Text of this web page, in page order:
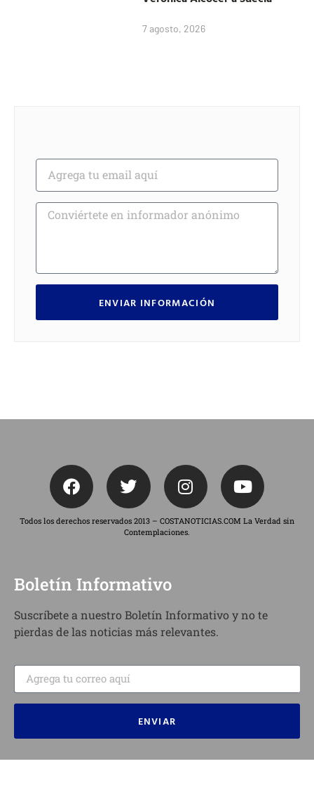
7 agosto, 2026
ENVIAR INFORMACIÓN
Todos los derechos reservados 2013 – COSTANOTICIAS.COM La Verdad sin
Contemplaciones.
Boletín Informativo
Suscríbete a nuestro Boletín Informativo y no te
pierdas de las noticias más relevantes.
ENVIAR